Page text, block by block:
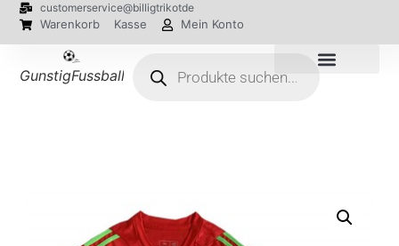
customerservice@billigtrikotde
Warenkorb Kasse Mein Konto
GunstigFussballTrikot